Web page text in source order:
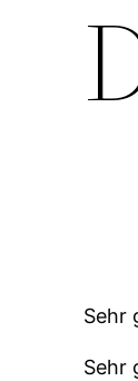
Sehr
Sehr